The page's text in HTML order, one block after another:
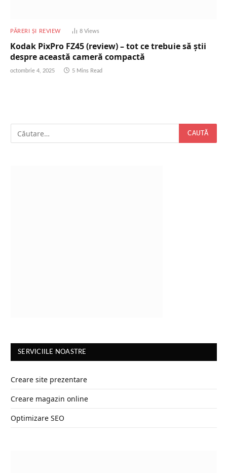
PĂRERI ȘI REVIEW 8 Views
Kodak PixPro FZ45 (review) – tot ce trebuie să știi
despre această cameră compactă
octombrie 4, 2025 5 Mins Read
SERVICIILE NOASTRE
Creare site prezentare
Creare magazin online
Optimizare SEO